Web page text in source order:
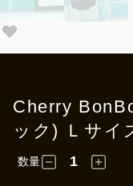
Cherry
ック) Ｌサイ
数量